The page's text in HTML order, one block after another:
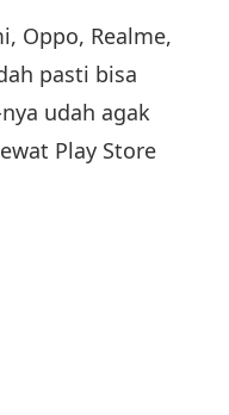
Oppo, Realme,
pasti bisa
udah agak
Play Store